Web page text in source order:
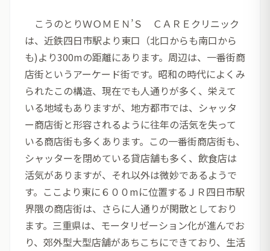
こうのとりＷＯＭＥＮ’Ｓ ＣＡＲＥクリニック
は、近鉄四日市駅より東口（北口からも南口から
も)より300mの距離にあります。周辺は、一番街商
店街というアーケード街です。昭和の時代によくみ
られたこの構造、現在でも人通りが多く、栄えて
いる地域もありますが、地方都市では、シャッタ
ー商店街と形容されるように往年の活気を失って
いる商店街も多くあります。この一番街商店街も、
シャッターを閉めている貸店舗も多く、飲食店は
活気がありますが、それ以外は微妙であるようで
す。ここより東に６００mに位置するＪＲ四日市駅
界隈の商店街は、さらに人通りが閑散としており
ます。三重県は、モータリゼーション化が進んでお
り、郊外型大型店舗があちこちにできており、生活